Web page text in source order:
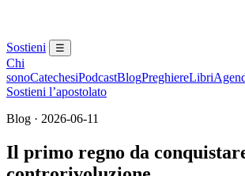
Sostieni ☰
Chi
sonoCatechesiPodcastBlogPreghiereLibri
Sostieni l’apostolato
Blog · 2026-06-11
Il primo regno da